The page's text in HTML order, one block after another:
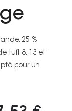
25 %
tuft 8, 13 et
pour un